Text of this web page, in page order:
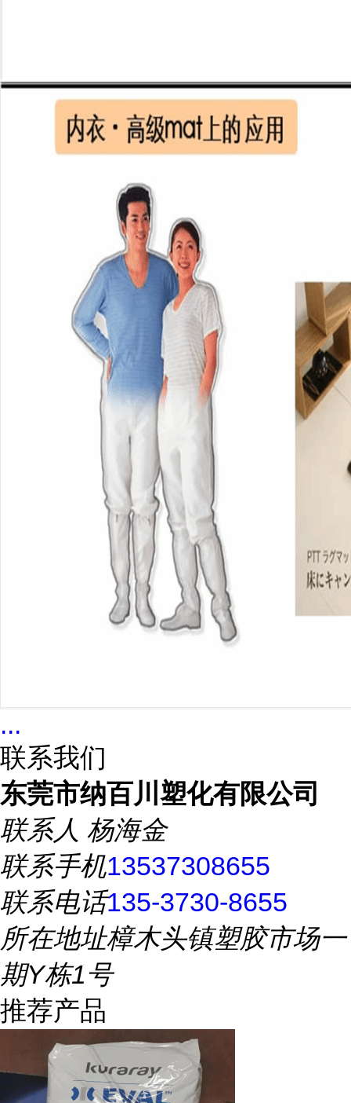
...
联系我们
东莞市纳百川塑化有限公司
联系人 杨海金
联系手机13537308655
联系电话135-3730-8655
所在地址樟木头镇塑胶市场一
期Y栋1号
推荐产品